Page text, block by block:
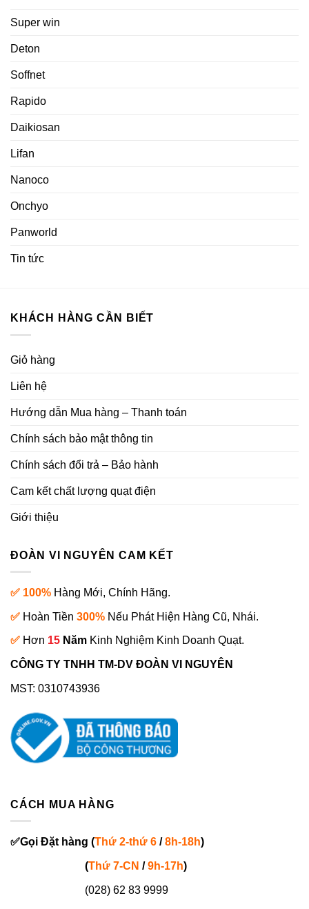
Super win
Deton
Soffnet
Rapido
Daikiosan
Lifan
Nanoco
Onchyo
Panworld
Tin tức
KHÁCH HÀNG CẦN BIẾT
Giỏ hàng
Liên hệ
Hướng dẫn Mua hàng – Thanh toán
Chính sách bảo mật thông tin
Chính sách đổi trả – Bảo hành
Cam kết chất lượng quạt điện
Giới thiệu
ĐOÀN VI NGUYÊN CAM KẾT
✅ 100% Hàng Mới, Chính Hãng.
✅ Hoàn Tiền 300% Nếu Phát Hiện Hàng Cũ, Nhái.
✅ Hơn 15 Năm Kinh Nghiệm Kinh Doanh Quạt.
CÔNG TY TNHH TM-DV ĐOÀN VI NGUYÊN
MST: 0310743936
CÁCH MUA HÀNG
✅Gọi Đặt hàng (Thứ 2-thứ 6 /8h-18h)
(Thứ 7-CN /9h-17h)
(028) 62 83 9999